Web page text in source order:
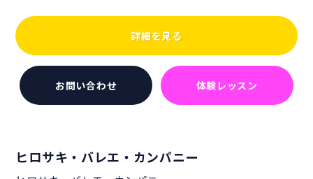
詳細を見る
お問い合わせ 体験レッスン
ヒロサキ・バレエ・カンパニー